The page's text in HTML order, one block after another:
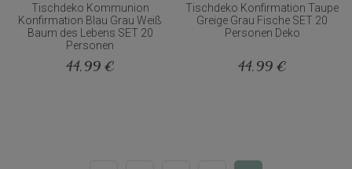
Tischdeko Kommunion
Konfirmation Blau Grau Weiß
Baum des Lebens SET 20
Personen
44,99 €
Tischdeko Konfirmation Taupe
Greige Grau Fische SET 20
Personen Deko
44,99 €